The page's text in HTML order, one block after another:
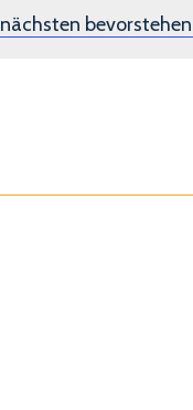
nächsten